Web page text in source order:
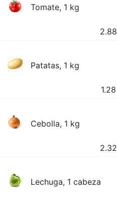
Tomate, 1 kg
2.88
Patatas, 1 kg
1.28
Cebolla, 1 kg
2.32
Lechuga, 1 cabeza